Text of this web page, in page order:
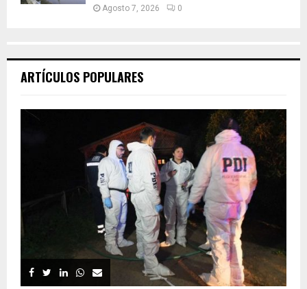
Agosto 7, 2026 0
ARTÍCULOS POPULARES